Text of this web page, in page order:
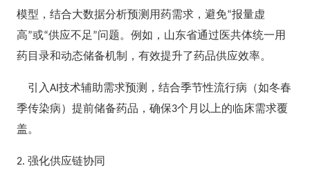
模型，结合大数据分析预测用药需求，避免“报量虚
高”或“供应不足”问题。例如，山东省通过医共体统一用
药目录和动态储备机制，有效提升了药品供应效率。
引入AI 技术辅助需求预测，结合季节性流行病（如冬春
季传染病）提前储备药品，确保3个月以上的临床需求覆
盖。
2. 强化供应链协同